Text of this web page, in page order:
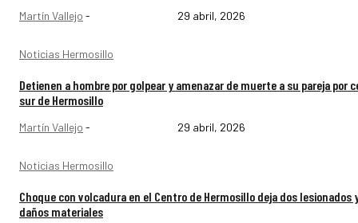
Martín Vallejo - 29 abril, 2026
Noticias Hermosillo
Detienen a hombre por golpear y amenazar de muerte a su pareja por
sur de Hermosillo
Martín Vallejo - 29 abril, 2026
Noticias Hermosillo
Choque con volcadura en el Centro de Hermosillo deja dos lesionados
daños materiales